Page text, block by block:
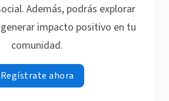
Además, podrás explorar
impacto positivo en tu
comunidad.
Regístrate ahora